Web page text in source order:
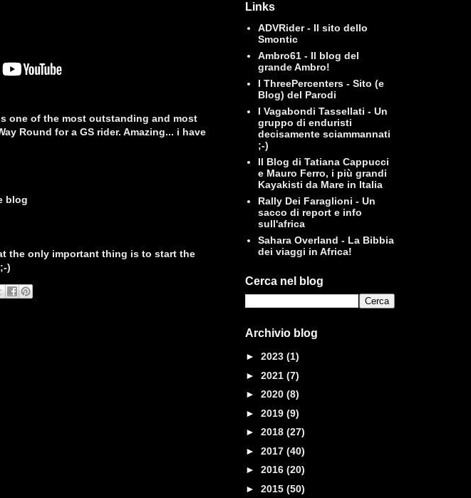
one of the most outstanding and most
Round for a GS rider. Amazing... i have
blog
the only important thing is to start the
)
Links
ADVRider - Il sito dello
Smontic
Ambro61 - Il blog del
grande Ambro!
I ThreePercenters - Sito (e
Blog) del Parodi
I Vagabondi Tassellati - Un
gruppo di enduristi
decisamente sciammannati
;-)
Il Blog di Tatiana Cappucci
e Mauro Ferro, i più grandi
Kayakisti da Mare in Italia
Rally Dei Faraglioni - Un
sacco di report e info
sull'africa
Sahara Overland - La Bibbia
dei viaggi in Africa!
Cerca nel blog
Archivio blog
► 2023 (1)
► 2021 (7)
► 2020 (8)
► 2019 (9)
► 2018 (27)
► 2017 (40)
► 2016 (20)
► 2015 (50)